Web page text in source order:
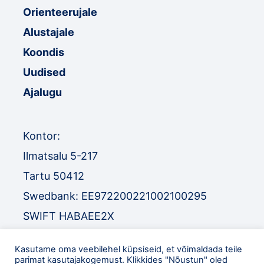
Orienteerujale
Alustajale
Koondis
Uudised
Ajalugu
Kontor:
Ilmatsalu 5-217
Tartu 50412
Swedbank: EE972200221002100295
SWIFT HABAEE2X
SWIFT EEUHEE2X
Kasutame oma veebilehel küpsiseid, et võimaldada teile
parimat kasutajakogemust. Klikkides "Nõustun" oled